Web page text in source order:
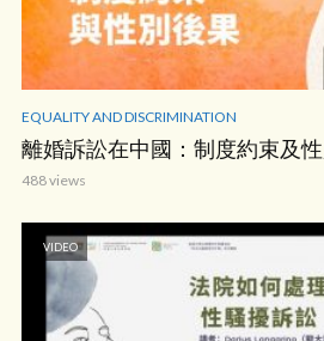
EQUALITY AND DISCRIMINATION
離婚訴訟在中國：制度約束及
488 views
VIDEO